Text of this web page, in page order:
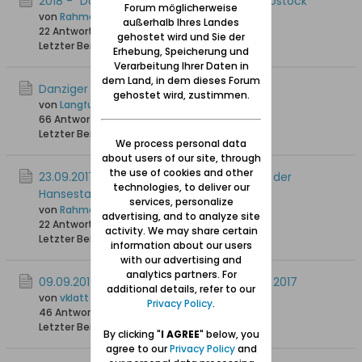
von Rahmenbauer14, + 1.11.2021
22 Antworten
20.617 Hits
0 Likes
Letzter Beitrag
29.05.2018, 11:18
Danziger Treffen in Soest
von Langfuhr43
66 Antworten77.430 Hits0 Likes
Letzter Beitrag
23.09.2017: Diesjähriger "Danzig - Treff“ in der
Hansestadt Rostock
von Rahmenbauer14, + 1.11.2021
22 Antworten13.476 Hits0 Likes
Letzter Beitrag 04.10.2017, 14:31
09.09.2017: Danziger-Treffen in Hamburg 2017
von vklatt
46 Antworten
0 Likes
Letzter Beitrag
12.09.2017, 00:25
Forum möglicherweise
außerhalb Ihres Landes
gehostet wird und Sie der
Erhebung, Speicherung und
Verarbeitung Ihrer Daten in
dem Land, in dem dieses Forum
gehostet wird, zustimmen.
We process personal data
about users of our site, through
the use of cookies and other
technologies, to deliver our
services, personalize
advertising, and to analyze site
activity. We may share certain
information about our users
with our advertising and
analytics partners. For
additional details, refer to our
Privacy Policy.
By clicking "I AGREE" below, you
agree to ourPrivacy Policyand